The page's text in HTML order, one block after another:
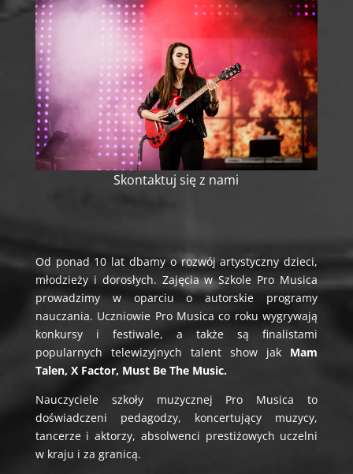
Skontaktuj się z nami
Od ponad 10 lat dbamy o rozwój artystyczny dzieci,
młodzieży i dorosłych. Zajęcia w Szkole Pro Musica
prowadzimy w oparciu o autorskie programy
nauczania. Uczniowie Pro Musica co roku wygrywają
konkursy i festiwale, a także są finalistami
popularnych telewizyjnych talent show jak Mam
Talen, X Factor, Must Be The Music.
Nauczyciele szkoły muzycznej Pro Musica to
doświadczeni pedagodzy, koncertujący muzycy,
tancerze i aktorzy, absolwenci prestiżowych uczelni
w kraju i za granicą.